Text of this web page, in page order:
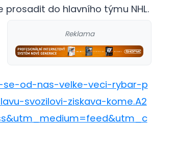
do hlavního týmu NHL.
Reklama
se-od-nas-velke-veci-rybar-p
svozilovi-ziskava-kome.A2